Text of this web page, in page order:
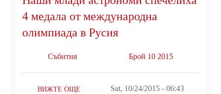
4 медала от международна
олимпиада в Русия
Събития Брой 10 2015
ВИЖТЕ ОЩЕ Sat, 10/24/2015 - 06:43